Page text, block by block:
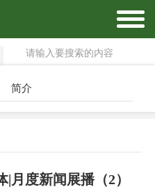
简介
月度新闻展播（2）